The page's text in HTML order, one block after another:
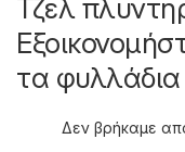
Τζελ
τα φυλλάδια
Δεν βρήκαμε